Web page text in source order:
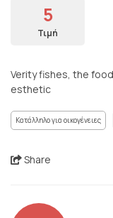
5
Τιμή
Verity fishes, the
esthetic
Κατάλληλο για οικογένειες
Share